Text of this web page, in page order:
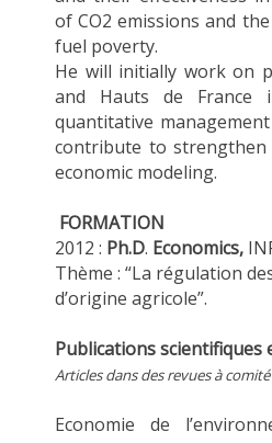
of CO2 emissions and
fuel poverty.
He will initially work on
and Hauts de France
quantitative
contribute to
economic modeling.
FORMATION
2012 : Ph.D. Economics,
Thème : “La régulation
d’origine agricole”.
Publications scientifiques
Articles dans des revues à
Economie de